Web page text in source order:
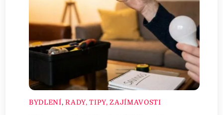
BYDLENÍ,RADY, TIPY, ZAJÍMAVOSTI